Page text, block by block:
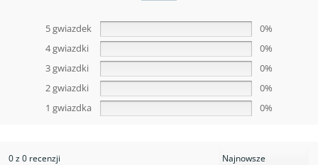
5 gwiazdek
0%
4 gwiazdki
0%
3 gwiazdki
0%
2 gwiazdki
0%
1 gwiazdka
0%
0 z 0 recenzji